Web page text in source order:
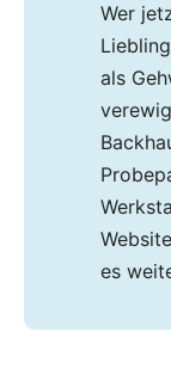
Wer
als
Website
es